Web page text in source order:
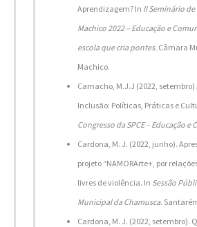
Aprendizagem? In II Seminário de
Machico 2022 – Educação e
escola que cria pontes. Câmara
Machico.
Camacho, M.J.J (2022,
Inclusão: Políticas, Práticas e
Congresso da SPCE – Educação e
Cardona, M. J. (2022, junho).
projeto “NAMORArte+, por
livres de violência. In Sessão
Municipal da Chamusca.
Cardona, M. J. (2022, setembro).